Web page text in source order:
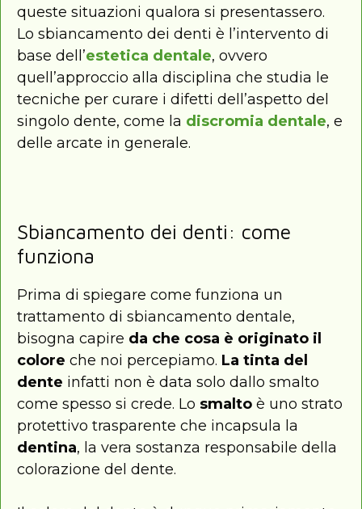
queste situazioni qualora si presentassero.
Lo sbiancamento dei denti è l’intervento di
base dell’estetica dentale, ovvero
quell’approccio alla disciplina che studia le
tecniche per curare i difetti dell’aspetto del
singolo dente, come la discromia dentale, e
delle arcate in generale.
Sbiancamento dei denti: come
funziona
Prima di spiegare come funziona un
trattamento di sbiancamento dentale,
bisogna capire da che cosa è originato il
colore che noi percepiamo. La tinta del
dente infatti non è data solo dallo smalto
come spesso si crede. Lo smalto è uno strato
protettivo trasparente che incapsula la
dentina, la vera sostanza responsabile della
colorazione del dente.